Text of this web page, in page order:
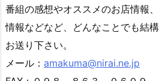
番組の感想やオススメのお店情報
情報などなど、どんなことでも結
お送り下さい。
メール： amakuma@nirai.ne.jp